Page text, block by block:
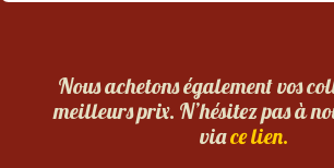
Nous achetons également vos
meilleurs prix. N’hésitez pas à
viace lien.